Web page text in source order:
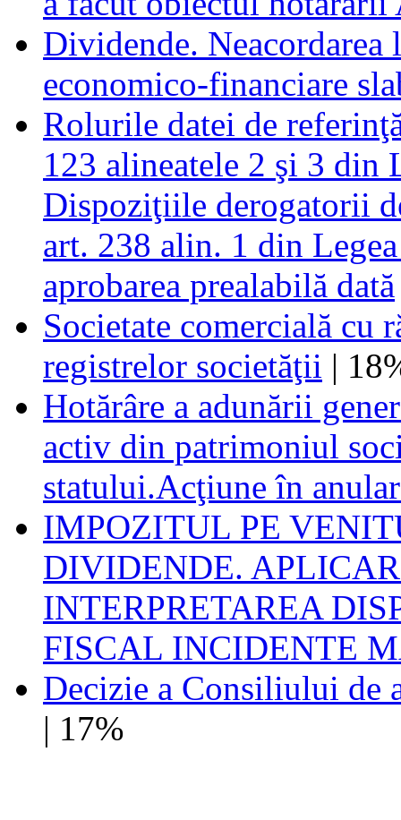
Dividende.
economico-financiare
Rolurile datei de
123 alineatele 2 şi 3 din
Dispoziţiile derogatorii
art. 238 alin. 1 din
aprobarea prealabilă dată
Societate comercială cu
registrelor societăţii |
Hotărâre a adunării
activ din patrimoniul
statului.Acţiune în
IMPOZITUL PE
DIVIDENDE.
INTERPRETAREA
FISCAL INCIDENTE
Decizie a Consiliului de
| 17%